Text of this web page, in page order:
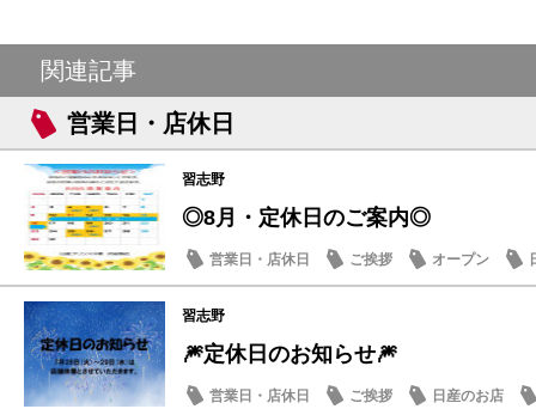
関連記事
営業日・店休日
習志野
◎8月・定休日のご案内◎
営業日・店休日 ご挨拶 オープン
習志野
🎆定休日のお知らせ🎆
営業日・店休日 ご挨拶 日産のお店